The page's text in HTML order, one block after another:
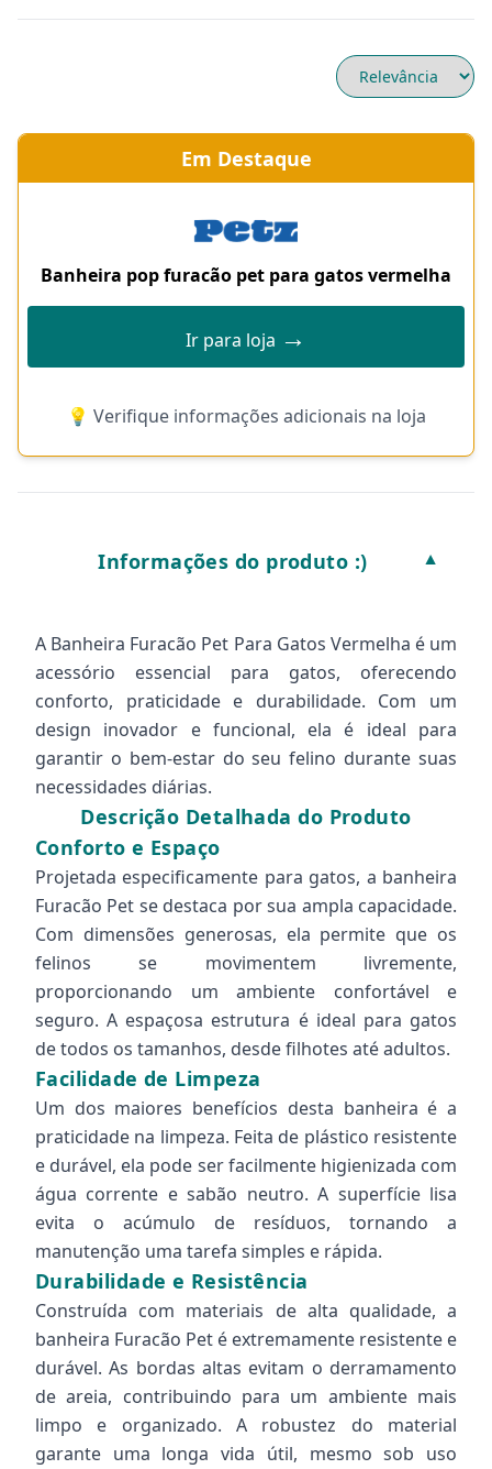
Em Destaque
Banheira pop furacão pet para gatos vermelha
Ir para loja →
💡 Verifique informações adicionais na loja
Informações do produto :) ▼
A Banheira Furacão Pet Para Gatos Vermelha é um
acessório essencial para gatos, oferecendo
conforto, praticidade e durabilidade. Com um
design inovador e funcional, ela é ideal para
garantir o bem-estar do seu felino durante suas
necessidades diárias.
Descrição Detalhada do Produto
Conforto e Espaço
Projetada especificamente para gatos, a banheira
Furacão Pet se destaca por sua ampla capacidade.
Com dimensões generosas, ela permite que os
felinos se movimentem livremente,
proporcionando um ambiente confortável e
seguro. A espaçosa estrutura é ideal para gatos
de todos os tamanhos, desde filhotes até adultos.
Facilidade de Limpeza
Um dos maiores benefícios desta banheira é a
praticidade na limpeza. Feita de plástico resistente
e durável, ela pode ser facilmente higienizada com
água corrente e sabão neutro. A superfície lisa
evita o acúmulo de resíduos, tornando a
manutenção uma tarefa simples e rápida.
Durabilidade e Resistência
Construída com materiais de alta qualidade, a
banheira Furacão Pet é extremamente resistente e
durável. As bordas altas evitam o derramamento
de areia, contribuindo para um ambiente mais
limpo e organizado. A robustez do material
garante uma longa vida útil, mesmo sob uso